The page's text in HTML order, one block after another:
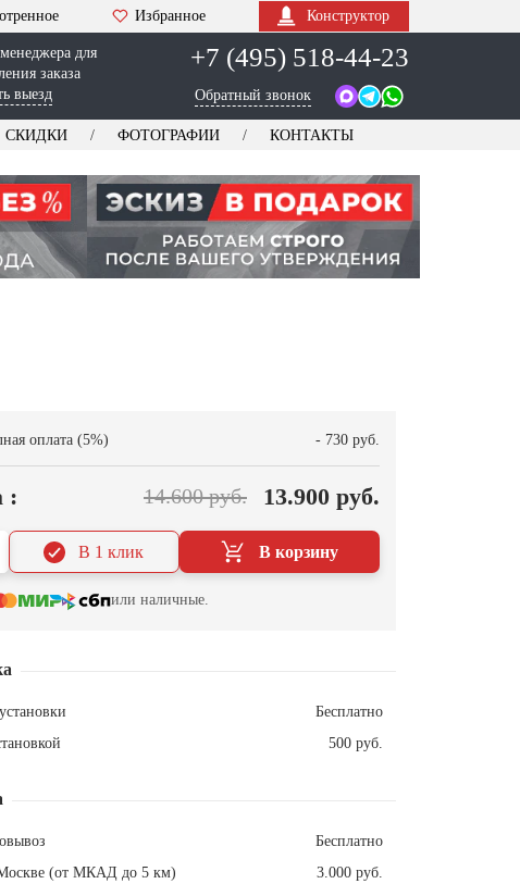
Избранное Конструктор
для
заказа
выезд
+7 (495) 518-44-23
Обратный звонок
СКИДКИ ФОТОГРАФИИ КОНТАКТЫ
оплата (5%) - 730 руб.
: 14.600 руб. 13.900 руб.
В корзину
В 1 клик
или наличные.
Бесплатно
500 руб.
Бесплатно
(от МКАД до 5 км)
3.000 руб.